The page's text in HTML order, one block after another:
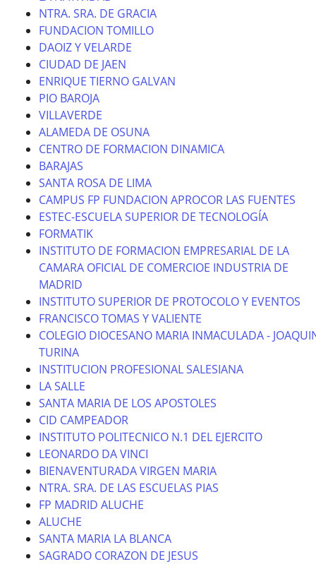
NTRA. SRA. DE GRACIA
FUNDACION TOMILLO
DAOIZ Y VELARDE
CIUDAD DE JAEN
ENRIQUE TIERNO GALVAN
PIO BAROJA
VILLAVERDE
ALAMEDA DE OSUNA
CENTRO DE FORMACION DINAMICA
BARAJAS
SANTA ROSA DE LIMA
CAMPUS FP FUNDACION APROCOR LAS FUENTES
ESTEC-ESCUELA SUPERIOR DE TECNOLOGÍA
FORMATIK
INSTITUTO DE FORMACION EMPRESARIAL DE LA
CAMARA OFICIAL DE COMERCIOE INDUSTRIA DE
MADRID
INSTITUTO SUPERIOR DE PROTOCOLO Y EVENTOS
FRANCISCO TOMAS Y VALIENTE
COLEGIO DIOCESANO MARIA INMACULADA -
TURINA
INSTITUCION PROFESIONAL SALESIANA
LA SALLE
SANTA MARIA DE LOS APOSTOLES
CID CAMPEADOR
INSTITUTO POLITECNICO N.1 DEL EJERCITO
LEONARDO DA VINCI
BIENAVENTURADA VIRGEN MARIA
NTRA. SRA. DE LAS ESCUELAS PIAS
FP MADRID ALUCHE
ALUCHE
SANTA MARIA LA BLANCA
SAGRADO CORAZON DE JESUS